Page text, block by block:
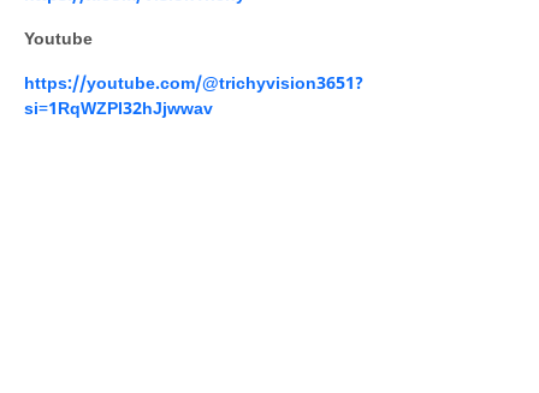
Youtube
https://youtube.com/@trichyvision3651?
si=1RqWZPI32hJjwwav